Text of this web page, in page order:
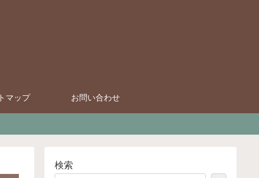
マップ お問い合わせ
検索